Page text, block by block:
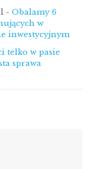
- Obalamy 6
w
inwestycyjnym
telko w pasie
sprawa